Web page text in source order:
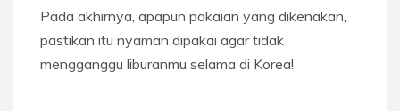
Pada akhirnya, apapun pakaian yang dikenakan,
pastikan itu nyaman dipakai agar tidak
mengganggu liburanmu selama di Korea!